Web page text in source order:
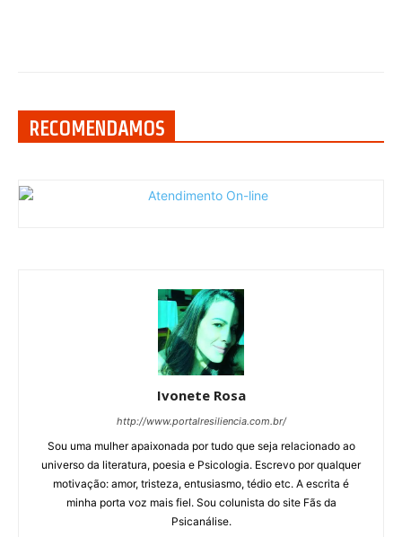
RECOMENDAMOS
Ivonete Rosa
http://www.portalresiliencia.com.br/
Sou uma mulher apaixonada por tudo que seja relacionado ao
universo da literatura, poesia e Psicologia. Escrevo por qualquer
motivação: amor, tristeza, entusiasmo, tédio etc. A escrita é
minha porta voz mais fiel. Sou colunista do site Fãs da
Psicanálise.